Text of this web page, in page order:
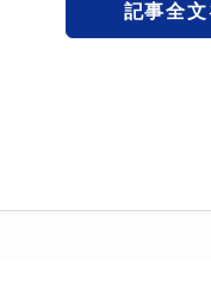
記事全文